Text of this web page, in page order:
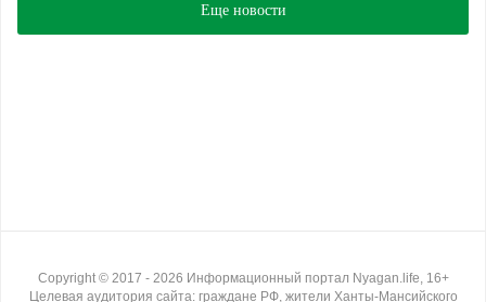
Еще новости
Copyright © 2017 - 2026 Информационный портал Nyagan.life, 16+
Целевая аудитория сайта: граждане РФ, жители Ханты-Мансийского